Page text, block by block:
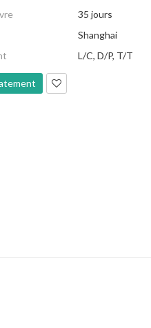
35 jours
Shanghai
L/C, D/P, T/T